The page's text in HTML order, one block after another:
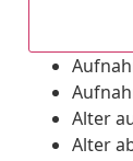
Alter
Alter